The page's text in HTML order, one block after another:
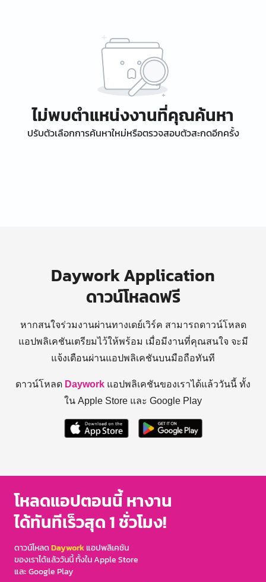
ไม่พบตำแหน่งงานที่คุณค้นหา
ปรับตัวเลือกการค้นหาใหม่หรือตรวจสอบตัวสะกดอีกครั้ง
Daywork Application
ดาวน์โหลดฟรี
หากสนใจร่วมงานผ่านทางเดย์เวิร์ค สามารถดาวน์โหลด
แอปพลิเคชันเตรียมไว้ให้พร้อม เมื่อมีงานที่คุณสนใจ จะมี
แจ้งเตือนผ่านแอปพลิเคชันบนมือถือทันที
ดาวน์โหลด Daywork แอปพลิเคชันของเราได้แล้ววันนี้ ทั้ง
ใน Apple Store และ Google Play
โหลดแอปตอนนี้ หางาน
ได้ทันทีเร็วสุด 1 ชั่วโมง!
ดาวน์โหลดDayworkแอปพลิเคชัน
ของเราได้แล้ววันนี้ ทั้งใน Apple Store
และ Google Play